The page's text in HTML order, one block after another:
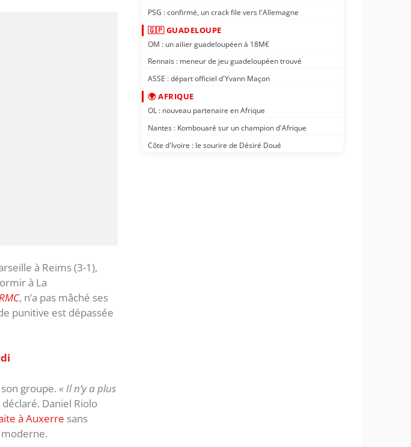
à Reims (3-1),
à La
RMC, n’a pas mâché ses
punitive est dépassée
groupe. « Il n’y a plus
déclaré. Daniel Riolo
à Auxerre sans
PSG : confirmé, un crack file vers l'Allemagne
🇬🇵 GUADELOUPE
OM : un ailier guadeloupéen à 18M€
Rennais : meneur de jeu guadeloupéen trouvé
ASSE : départ officiel d'Yvann Maçon
🌍 AFRIQUE
OL : nouveau partenaire en Afrique
Nantes : Kombouaré sur un champion d'Afrique
Côte d'Ivoire : le sourire de Désiré Doué